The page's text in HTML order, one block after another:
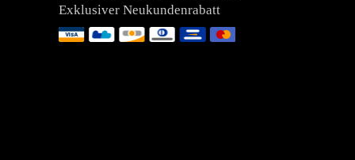
Exklusiver Neukundenrabatt